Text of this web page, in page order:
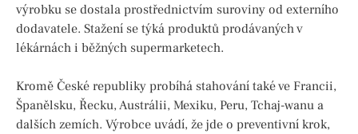
výrobku se dostala prostřednictvím suroviny od externího
dodavatele. Stažení se týká produktů prodávaných v
lékárnách i běžných supermarketech.
Kromě České republiky probíhá stahování také ve Francii,
Španělsku, Řecku, Austrálii, Mexiku, Peru, Tchaj-wanu a
dalších zemích. Výrobce uvádí, že jde o preventivní krok,